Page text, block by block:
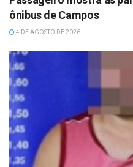
ônibus de Campos
4 DE AGOSTO DE 2026